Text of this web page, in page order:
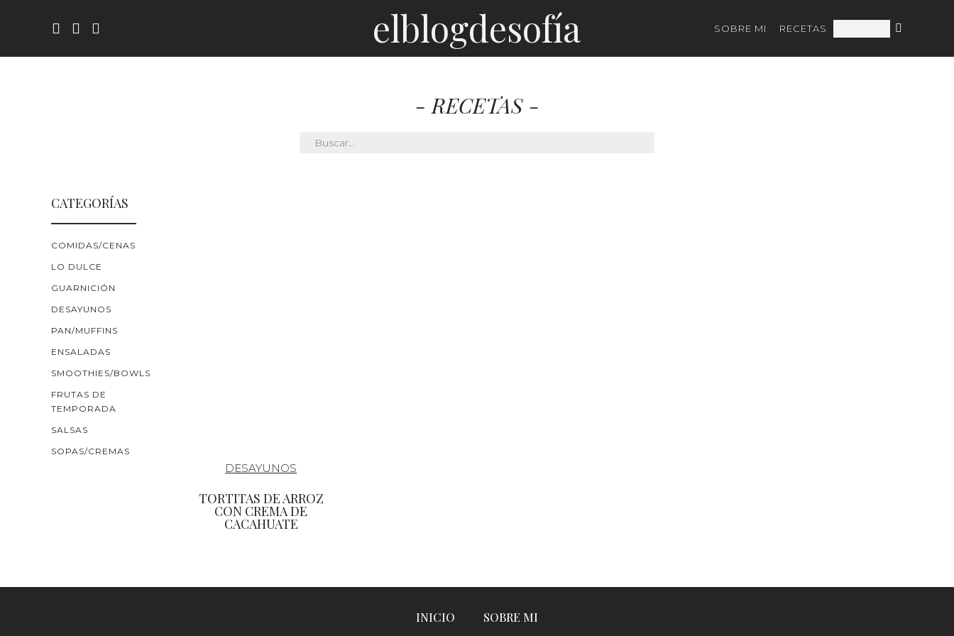
elblogdesofía SOBRE MI RECETAS
- RECETAS -
CATEGORÍAS
COMIDAS/CENAS
LO DULCE
GUARNICIÓN
DESAYUNOS
PAN/MUFFINS
ENSALADAS
SMOOTHIES/BOWLS
FRUTAS DE
TEMPORADA
SALSAS
SOPAS/CREMAS
DESAYUNOS
TORTITAS DE ARROZ
CON CREMA DE
CACAHUATE
INICIO SOBRE MI